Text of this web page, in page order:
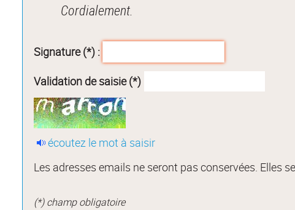
Cordialement.
Signature (*) :
Validation de saisie (*)
écoutez le mot à saisir
Les adresses emails ne seront pas conservées. Elles
(*) champ obligatoire